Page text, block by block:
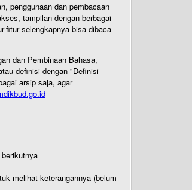
penggunaan dan pembacaan
tampilan dengan berbagai
fitur selengkapnya bisa dibaca
dan Pembinaan Bahasa,
definisi dengan "Definisi
arsip saja, agar
melihat keterangannya (belum